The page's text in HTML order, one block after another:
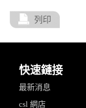
列印
快速鏈接
最新消息
csl 網店